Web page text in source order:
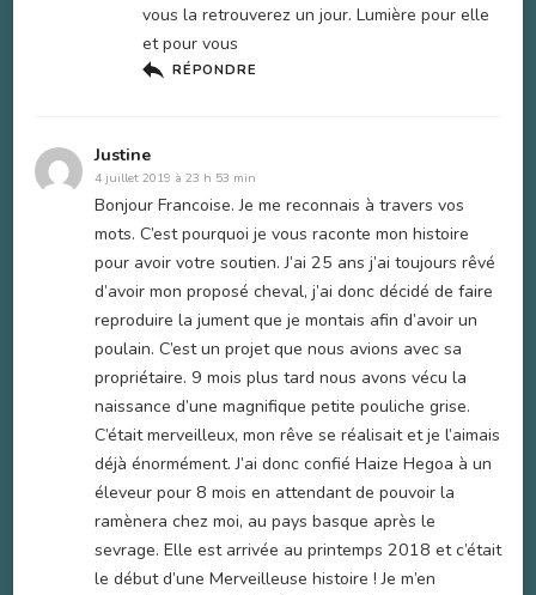
vous la retrouverez un jour. Lumière pour elle
et pour vous
RÉPONDRE
Justine
4 juillet 2019 à 23 h 53 min
Bonjour Francoise. Je me reconnais à travers vos
mots. C’est pourquoi je vous raconte mon histoire
pour avoir votre soutien. J’ai 25 ans j’ai toujours rêvé
d’avoir mon proposé cheval, j’ai donc décidé de faire
reproduire la jument que je montais afin d’avoir un
poulain. C’est un projet que nous avions avec sa
propriétaire. 9 mois plus tard nous avons vécu la
naissance d’une magnifique petite pouliche grise.
C’était merveilleux, mon rêve se réalisait et je l’aimais
déjà énormément. J’ai donc confié Haize Hegoa à un
éleveur pour 8 mois en attendant de pouvoir la
ramènera chez moi, au pays basque après le
sevrage. Elle est arrivée au printemps 2018 et c’était
le début d’une Merveilleuse histoire ! Je m’en